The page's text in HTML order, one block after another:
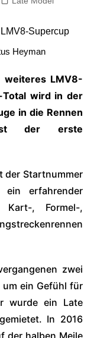
Heyman
weiteres LMV8-
Total wird in der
in die Rennen
der erste
der Startnummer
erfahrender
, Formel-,
zwei
um ein Gefühl für
wurde ein Late
In 2016
der halben Meile